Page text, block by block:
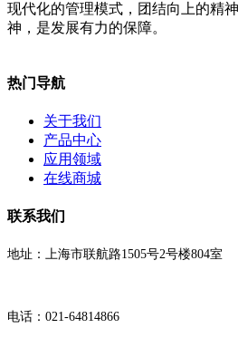
现代化的管理模式，团结向上的精
神，是发展有力的保障。
热门导航
关于我们
产品中心
应用领域
在线商城
联系我们
地址：上海市联航路1505号2号楼804室
电话：021-64814866